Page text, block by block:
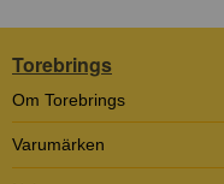
Torebrings
Om Torebrings
Varumärken